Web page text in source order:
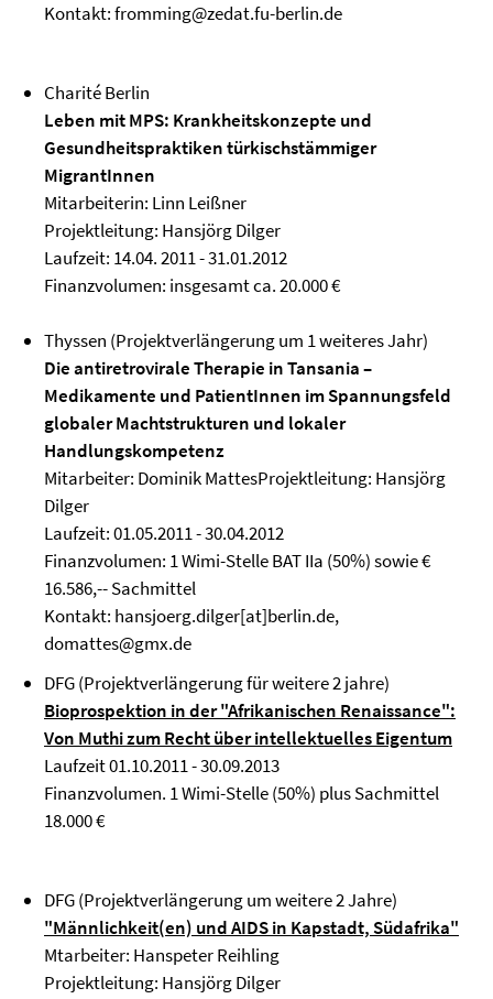
Kontakt: fromming@zedat.fu-berlin.de
Charité Berlin
Leben mit MPS: Krankheitskonzepte und
Gesundheitspraktiken türkischstämmiger
MigrantInnen
Mitarbeiterin: Linn Leißner
Projektleitung: Hansjörg Dilger
Laufzeit: 14.04. 2011 - 31.01.2012
Finanzvolumen: insgesamt ca. 20.000 €
Thyssen (Projektverlängerung um 1 weiteres Jahr)
Die antiretrovirale Therapie in Tansania –
Medikamente und PatientInnen im Spannungsfeld
globaler Machtstrukturen und lokaler
Handlungskompetenz
Mitarbeiter: Dominik MattesProjektleitung: Hansjörg
Dilger
Laufzeit: 01.05.2011 - 30.04.2012
Finanzvolumen: 1 Wimi-Stelle BAT IIa (50%) sowie €
16.586,-- Sachmittel
Kontakt: hansjoerg.dilger[at]berlin.de,
domattes@gmx.de
DFG (Projektverlängerung für weitere 2 jahre)
Bioprospektion in der "Afrikanischen Renaissance":
Von Muthi zum Recht über intellektuelles Eigentum
Laufzeit 01.10.2011 - 30.09.2013
Finanzvolumen. 1 Wimi-Stelle (50%) plus Sachmittel
18.000 €
DFG (Projektverlängerung um weitere 2 Jahre)
"Männlichkeit(en) und AIDS in Kapstadt, Südafrika"
Mtarbeiter: Hanspeter Reihling
Projektleitung: Hansjörg Dilger